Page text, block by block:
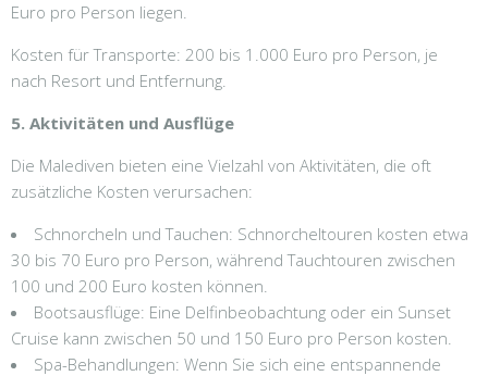
Euro pro Person liegen.
Kosten für Transporte: 200 bis 1.000 Euro pro Person, je
nach Resort und Entfernung.
5. Aktivitäten und Ausflüge
Die Malediven bieten eine Vielzahl von Aktivitäten, die oft
zusätzliche Kosten verursachen:
Schnorcheln und Tauchen: Schnorcheltouren kosten etwa
30 bis 70 Euro pro Person, während Tauchtouren zwischen
100 und 200 Euro kosten können.
Bootsausflüge: Eine Delfinbeobachtung oder ein Sunset
Cruise kann zwischen 50 und 150 Euro pro Person kosten.
Spa-Behandlungen: Wenn Sie sich eine entspannende